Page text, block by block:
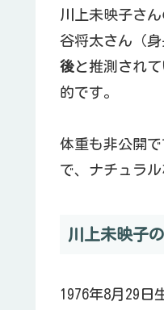
川上未映子さん
谷将太さん（身
後と推測され
的です。
体重も非公開
で、ナチュラ
川上未映子
1976年8月29